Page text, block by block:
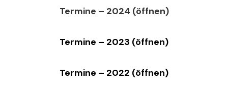
Termine – 2024 (öffnen)
Termine – 2023 (öffnen)
Termine – 2022 (öffnen)